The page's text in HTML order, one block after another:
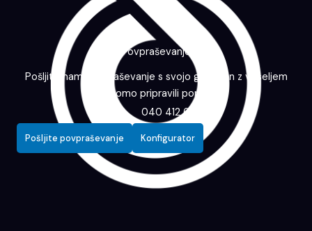
Povpraševanje
Pošljite nam povpraševanje s svojo grafiko in z veseljem
vam bomo pripravili ponudbo.
040 412 643
Pošljite povpraševanje Konfigurator